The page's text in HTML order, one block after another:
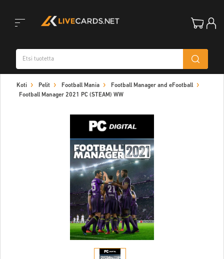
navigation
Koti Pelit Football Mania
Football Manager and eFootball
Football Manager 2021 PC (STEAM) WW